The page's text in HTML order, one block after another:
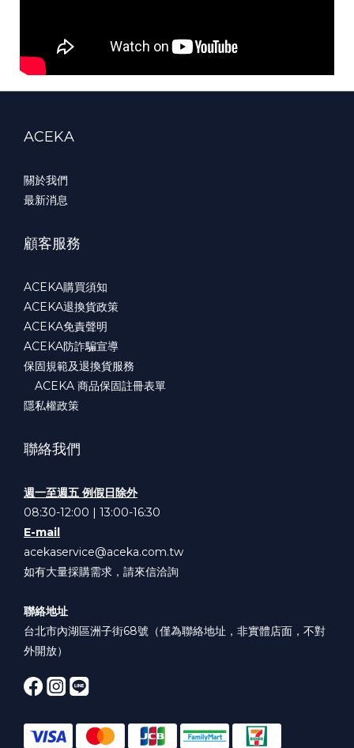
ACEKA
關於我們
最新消息
顧客服務
ACEKA購買須知
ACEKA退換貨政策
ACEKA免責聲明
ACEKA防詐騙宣導
保固規範及退換貨服務
ACEKA 商品保固註冊表單
隱私權政策
聯絡我們
週一至週五 例假日除外
08:30-12:00 | 13:00-16:30
E-mail
acekaservice@aceka.com.tw
如有大量採購需求，請來信洽詢
聯絡地址
台北市內湖區洲子街68號（僅為聯絡地址，非實體店面，不對
外開放）